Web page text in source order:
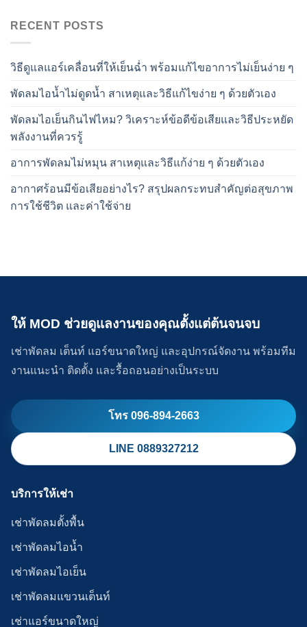
RECENT POSTS
วิธีดูแลแอร์เคลื่อนที่ให้เย็นฉ่ำ พร้อมแก้ไขอาการไม่เย็นง่าย ๆ
พัดลมไอน้ำไม่ดูดน้ำ สาเหตุและวิธีแก้ไขง่าย ๆ ด้วยตัวเอง
พัดลมไอเย็นกินไฟไหม? วิเคราะห์ข้อดีข้อเสียและวิธีประหยัด
พลังงานที่ควรรู้
อาการพัดลมไม่หมุน สาเหตุและวิธีแก้ง่าย ๆ ด้วยตัวเอง
อากาศร้อนมีข้อเสียอย่างไร? สรุปผลกระทบสำคัญต่อสุขภาพ
การใช้ชีวิต และค่าใช้จ่าย
ให้ MOD ช่วยดูแลงานของคุณตั้งแต่ต้นจนจบ
เช่าพัดลม เต็นท์ แอร์ขนาดใหญ่ และอุปกรณ์จัดงาน พร้อมทีม
งานแนะนำ ติดตั้ง และรื้อถอนอย่างเป็นระบบ
โทร 096-894-2663
LINE 0889327212
บริการให้เช่า
เช่าพัดลมตั้งพื้น
เช่าพัดลมไอน้ำ
เช่าพัดลมไอเย็น
เช่าพัดลมแขวนเต็นท์
เช่าแอร์ขนาดใหญ่